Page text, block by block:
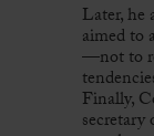
Later, he
aimed to
—not to
Finally,
secretary